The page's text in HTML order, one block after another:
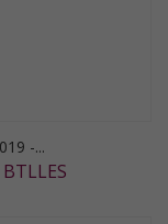
-...